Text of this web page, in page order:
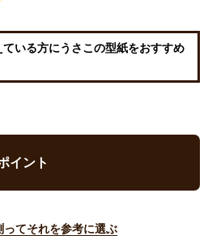
いる方にうさこの型紙をおすすめ
イント
ってそれを参考に選ぶ